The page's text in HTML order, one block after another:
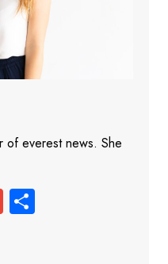
of everest news. She
G
m
S